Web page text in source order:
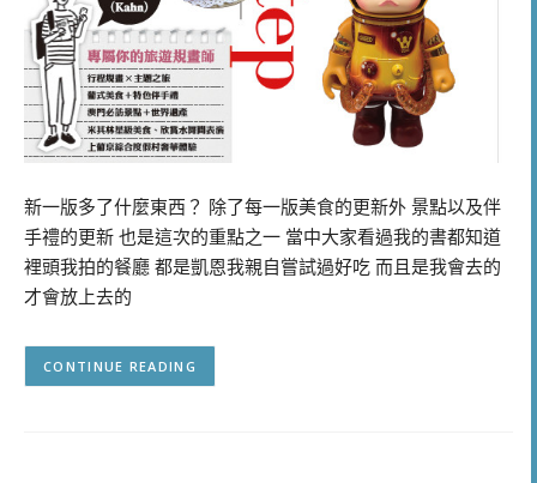
新一版多了什麼東西？ 除了每一版美食的更新外 景點以及伴
手禮的更新 也是這次的重點之一 當中大家看過我的書都知道
裡頭我拍的餐廳 都是凱恩我親自嘗試過好吃 而且是我會去的
才會放上去的
CONTINUE READING